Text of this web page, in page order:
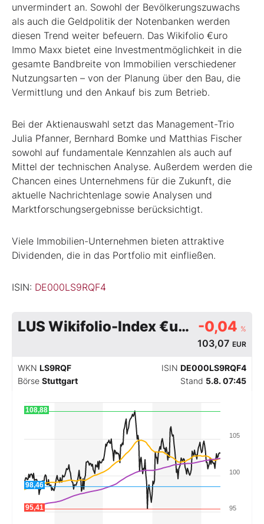
Mein B:O
Mein Konto
Folgen Sie uns
Kontakt
unvermindert an. Sowohl der Bevölkerungszuwachs
als auch die Geldpolitik der Notenbanken werden
diesen Trend weiter befeuern. Das Wikifolio €uro
Immo Maxx bietet eine Investmentmöglichkeit in die
gesamte Bandbreite von Immobilien verschiedener
Nutzungsarten – von der Planung über den Bau, die
Vermittlung und den Ankauf bis zum Betrieb.
Bei der Aktienauswahl setzt das Management-Trio
Julia Pfanner, Bernhard Bomke und Matthias Fischer
sowohl auf fundamentale Kennzahlen als auch auf
Mittel der technischen Analyse. Außerdem werden die
Chancen eines Unternehmens für die Zukunft, die
aktuelle Nachrichtenlage sowie Analysen und
Marktforschungsergebnisse berücksichtigt.
Viele Immobilien-Unternehmen bieten attraktive
Dividenden, die in das Portfolio mit einfließen.
ISIN: DE000LS9RQF4
LUS Wikifolio-Index €uro Immo Maxx open end (L&S) -0,04 %
103,07 EUR
WKN LS9RQF ISIN DE000LS9RQF4
Börse Stuttgart Stand 5.8. 07:45
95
100
105
98,46
95,41
108,88